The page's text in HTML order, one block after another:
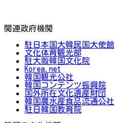
関連政府機関
駐日本国大韓民国大使館
文化体育観光部
駐大阪韓国文化院
Korea.net
韓国観光公社
韓国コンテンツ振興院
国外所在文化遺産財団
韓国農水産食品流通公社
駐日韓国教育院